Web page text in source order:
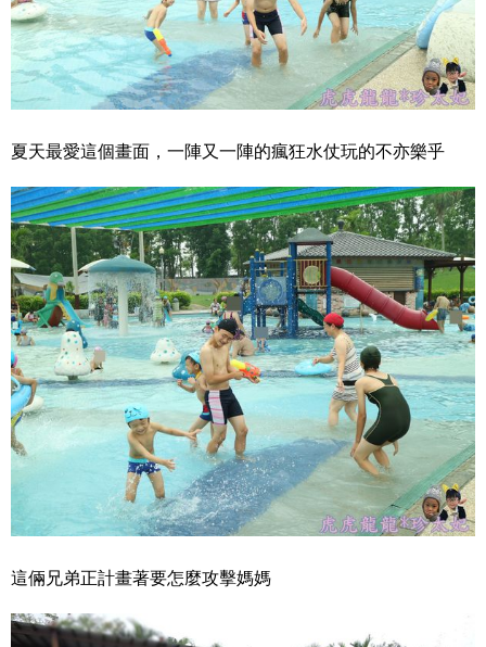
夏天最愛這個畫面，一陣又一陣的瘋狂水仗玩的不亦樂乎
這倆兄弟正計畫著要怎麼攻擊媽媽